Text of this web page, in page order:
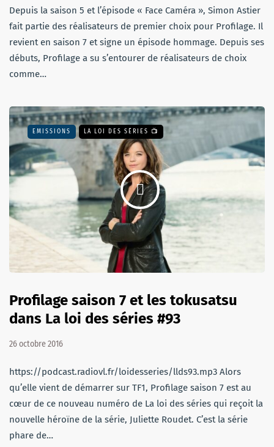
Depuis la saison 5 et l’épisode « Face Caméra », Simon Astier
fait partie des réalisateurs de premier choix pour Profilage. Il
revient en saison 7 et signe un épisode hommage. Depuis ses
débuts, Profilage a su s’entourer de réalisateurs de choix
comme…
EMISSIONS LA LOI DES SÉRIES 📺
Profilage saison 7 et les tokusatsu
dans La loi des séries #93
26 octobre 2016
https://podcast.radiovl.fr/loidesseries/llds93.mp3 Alors
qu’elle vient de démarrer sur TF1, Profilage saison 7 est au
cœur de ce nouveau numéro de La loi des séries qui reçoit la
nouvelle héroïne de la série, Juliette Roudet. C’est la série
phare de…